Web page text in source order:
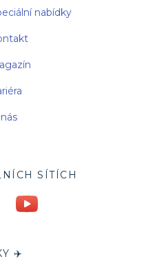
nabídky
SÍTÍCH
✈️